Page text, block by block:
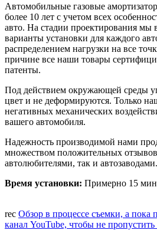
Автомобильные газовые
более 10 лет с учетом всех
авто. На стадии проектирования
варианты установки для каждого
распределением нагрузки на все
причине все наши товары
патенты.
Под действием окружающей среды
цвет и не деформируются. Только
негативных механических
вашего автомобиля.
Надежность производимой нами
множеством положительных
автолюбителями, так и автозаводами.
Время установки: Примерно 15
rec Обзор в процессе съемки, а пока
канал YouTube, чтобы не